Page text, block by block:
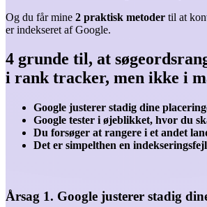
Og du får mine 2 praktisk metoder til at
er indekseret af Google.
4 grunde til, at
i rank tracker, men ikke i
Google justerer stadig dine
Google tester i øjeblikket, hvor du
Du forsøger at rangere i et andet
Det er simpelthen en
Årsag 1. Google justerer stadig